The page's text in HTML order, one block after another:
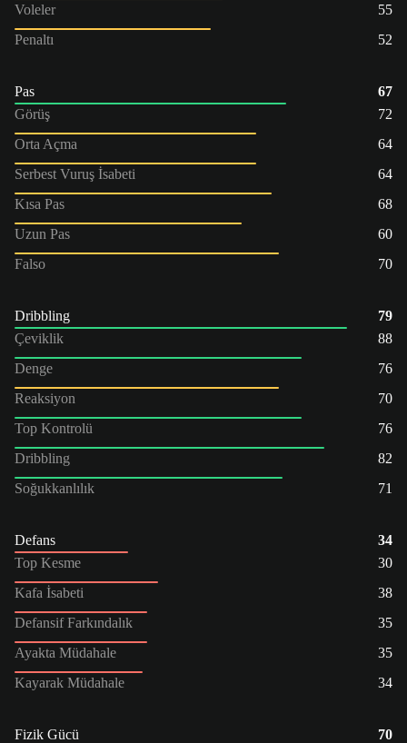
Voleler
55
Penaltı
52
Pas
67
Görüş
72
Orta Açma
64
Serbest Vuruş İsabeti
64
Kısa Pas
68
Uzun Pas
60
Falso
70
Dribbling
79
Çeviklik
88
Denge
76
Reaksiyon
70
Top Kontrolü
76
Dribbling
82
Soğukkanlılık
71
Defans
34
Top Kesme
30
Kafa İsabeti
38
Defansif Farkındalık
35
Ayakta Müdahale
35
Kayarak Müdahale
34
Fizik Gücü
70